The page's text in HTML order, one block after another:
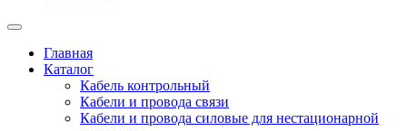
Главная
Каталог
Кабель контрольный
Кабели и провода связи
Кабели и провода силовые для нестационарной